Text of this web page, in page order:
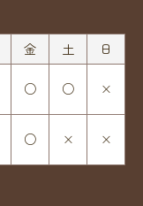
金 土
日
○ ○ ×
○ × ×